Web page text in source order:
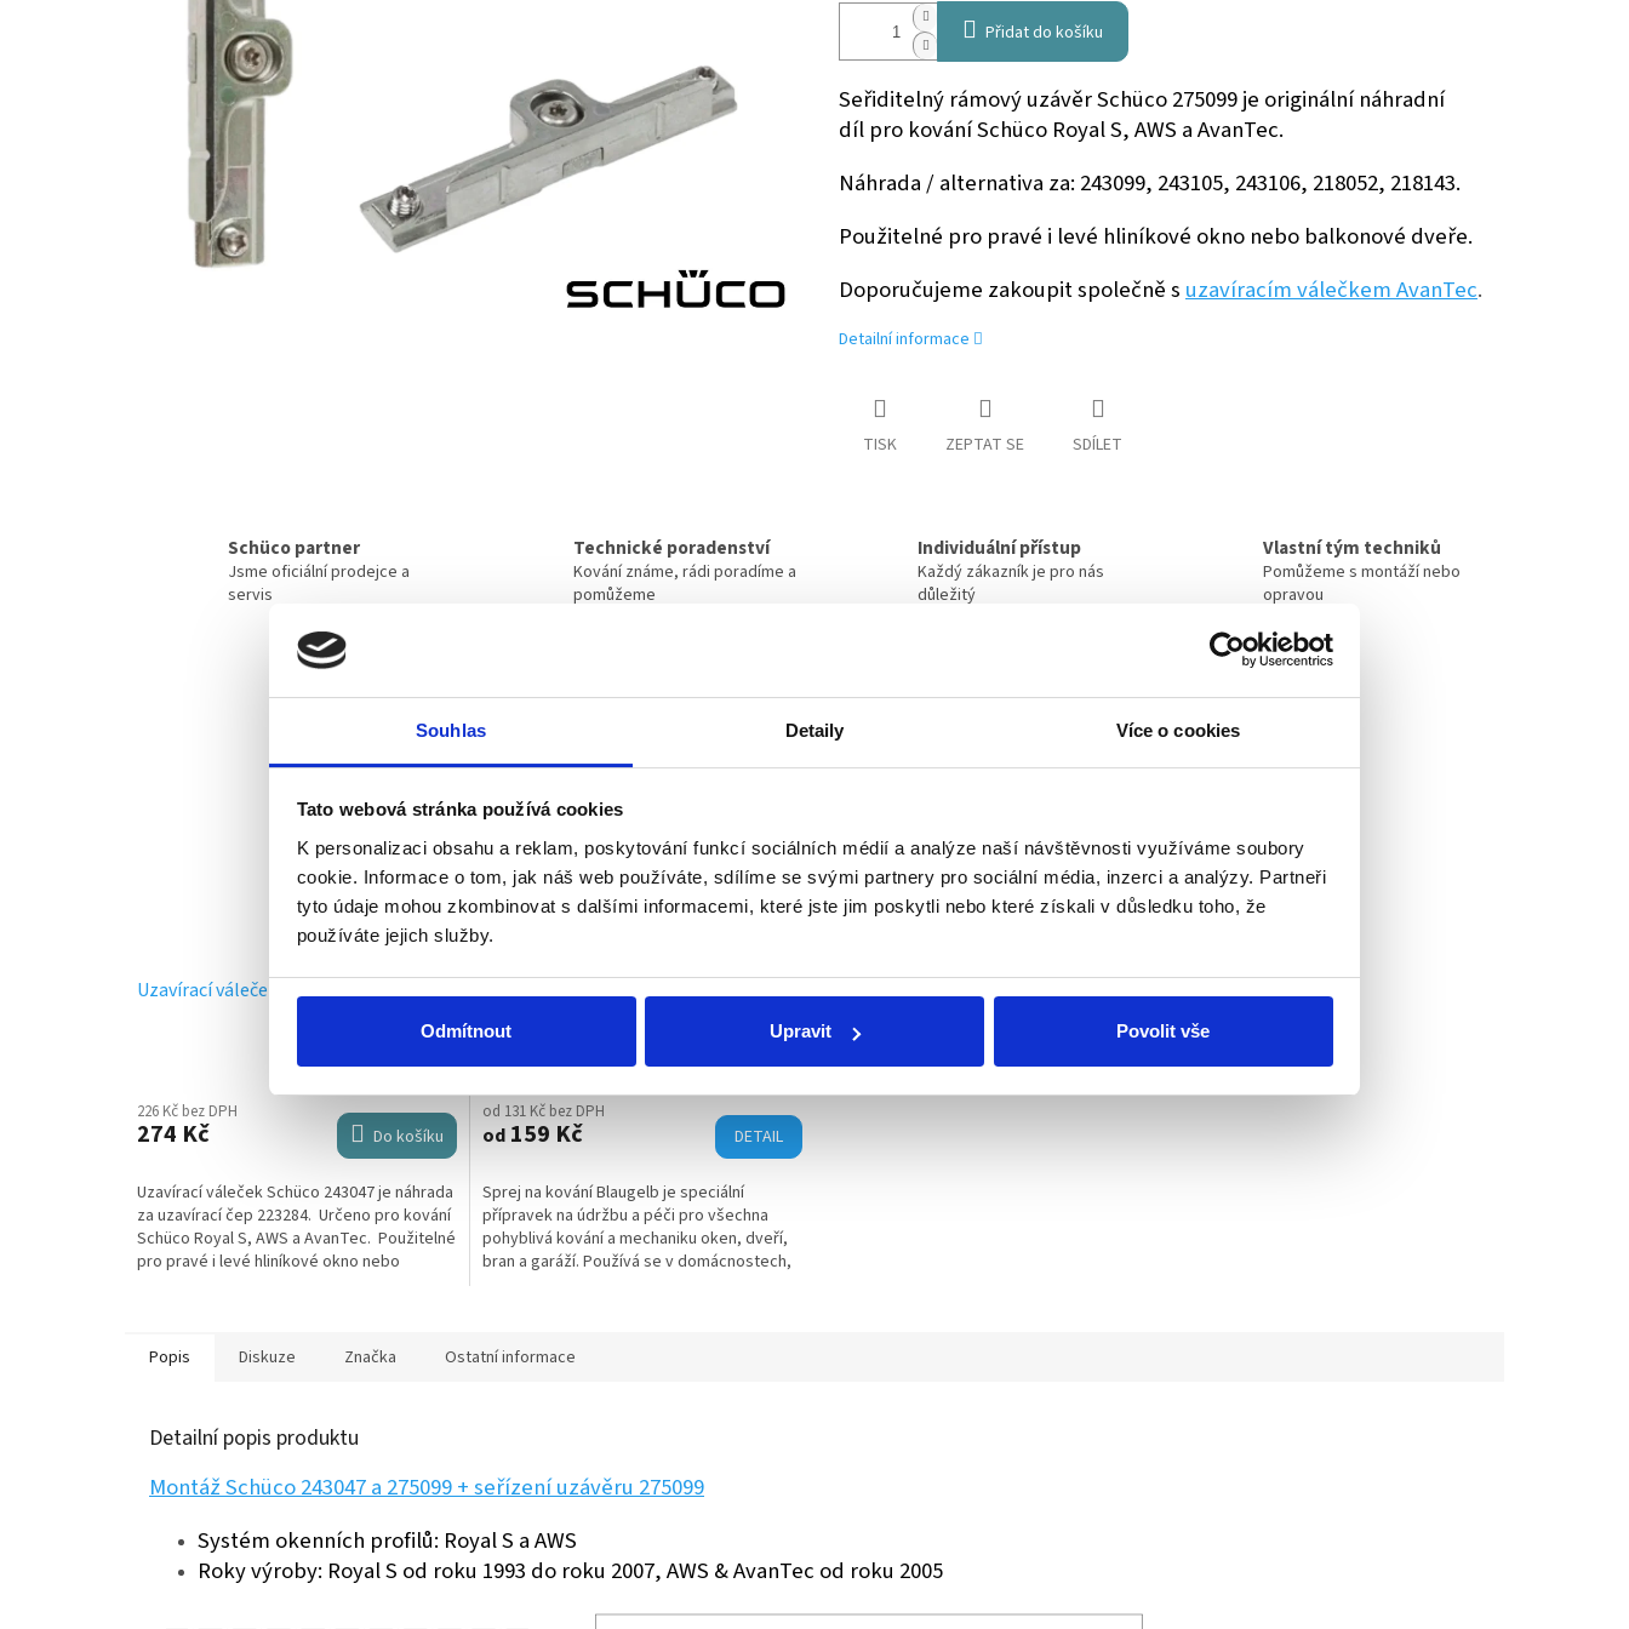
Souhlas Detaily Více o cookies
Tato webová stránka používá cookies
K personalizaci obsahu a reklam, poskytování funkcí sociálních médií a analýze naší návštěvnosti využíváme soubory
cookie. Informace o tom, jak náš web používáte, sdílíme se svými partnery pro sociální média, inzerci a analýzy. Partneři
tyto údaje mohou zkombinovat s dalšími informacemi, které jste jim poskytli nebo které získali v důsledku toho, že
používáte jejich služby.
Odmítnout Upravit Povolit vše
Přidat do košíku
Seřiditelný rámový uzávěr Schüco 275099 je originální náhradní
díl pro kování Schüco Royal S, AWS a AvanTec.
Náhrada / alternativa za: 243099, 243105, 243106, 218052, 218143.
Použitelné pro pravé i levé hliníkové okno nebo balkonové dveře.
Doporučujeme zakoupit společně suzavíracím válečkem AvanTec.
Detailní informace
TISK ZEPTAT SE SDÍLET
Schüco partner
Jsme oficiální prodejce a
servis
Technické poradenství
Kování známe, rádi poradíme a
pomůžeme
Individuální přístup
Každý zákazník je pro nás
důležitý
Vlastní tým techniků
Pomůžeme s montáží nebo
opravou
Uzavírací váleček Schüco AvanTec
Skladem(5 ks)
226 Kč bez DPH
274 Kč Do košíku
Uzavírací váleček Schüco 243047 je náhrada
za uzavírací čep 223284. Určeno pro kování
Schüco Royal S, AWS a AvanTec. Použitelné
pro pravé i levé hliníkové okno nebo
Speciální sprej na kování Blaugelb
Skladem(8 ks)
od 131 Kč bez DPH
od159 Kč DETAIL
Sprej na kování Blaugelb je speciální
přípravek na údržbu a péči pro všechna
pohyblivá kování a mechaniku oken, dveří,
bran a garáží. Používá se v domácnostech,
Popis Diskuze Značka Ostatní informace
Detailní popis produktu
Montáž Schüco 243047 a 275099 + seřízení uzávěru 275099
Systém okenních profilů: Royal S a AWS
Roky výroby: Royal S od roku 1993 do roku 2007, AWS & AvanTec od roku 2005